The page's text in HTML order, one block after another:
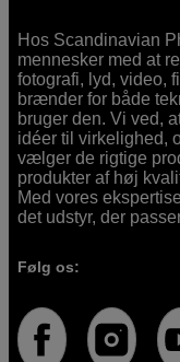
Hos Scandinavian
mennesker med at
fotografi, lyd, video,
brænder for både
bruger den. Vi ved,
idéer til virkelighed,
vælger de rigtige
produkter af høj
Med vores
det udstyr, der
Følg os: